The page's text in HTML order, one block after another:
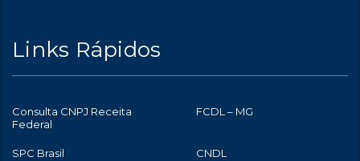
Links Rápidos
Consulta CNPJ Receita
Federal
FCDL – MG
SPC Brasil CNDL